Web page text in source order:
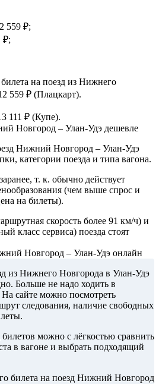
559 ₽;
₽;
на поезд из Нижнего
559 ₽ (Плацкарт).
111 ₽ (Купе).
Новгород – Улан-Удэ дешевле
Нижний Новгород – Улан-Удэ
категории поезда и типа вагона.
т. к. обычно действует
(чем выше спрос и
на билеты).
скорость более 91 км/ч) и
класс сервиса) поезда стоят
Новгород – Улан-Удэ онлайн
из Нижнего Новгорода в Улан-Удэ
Больше не надо ходить в
сайте можно посмотреть
следования, наличие свободных
можно с лёгкостью сравнить
в вагоне и выбрать подходящий
билета на поезд Нижний Новгород